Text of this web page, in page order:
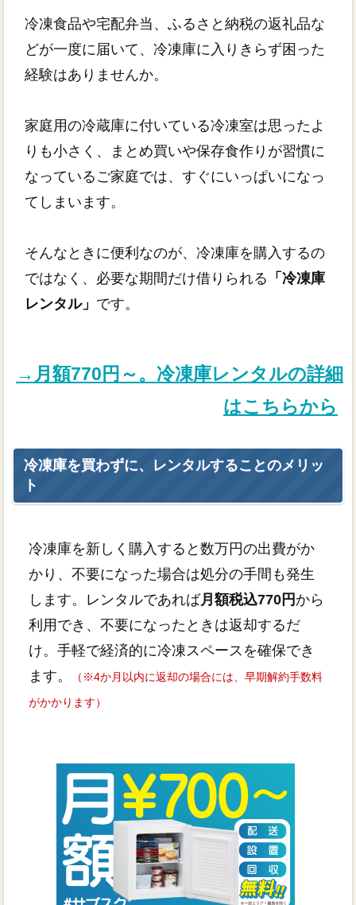
冷凍食品や宅配弁当、ふるさと納税の返礼品な
どが一度に届いて、冷凍庫に入りきらず困った
経験はありませんか。
家庭用の冷蔵庫に付いている冷凍室は思ったよ
りも小さく、まとめ買いや保存食作りが習慣に
なっているご家庭では、すぐにいっぱいになっ
てしまいます。
そんなときに便利なのが、冷凍庫を購入するの
ではなく、必要な期間だけ借りられる 「冷凍庫
レンタル」 です。
→月額770円～。冷凍庫レンタルの詳細
はこちらから
冷凍庫を買わずに、レンタルすることのメリッ
ト
冷凍庫を新しく購入すると数万円の出費がか
かり、不要になった場合は処分の手間も発生
します。レンタルであれば月額税込770円から
利用でき、不要になったときは返却するだ
け。手軽で経済的に冷凍スペースを確保でき
ます。
（※4か月以内に返却の場合には、早期解約手数料
がかかります）